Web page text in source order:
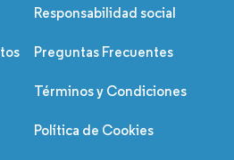
Responsabilidad social
Preguntas Frecuentes
Términos y Condiciones
Política de Cookies